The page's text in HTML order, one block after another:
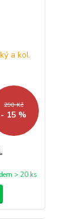
290 Kč
- 15 %
> 20 ks